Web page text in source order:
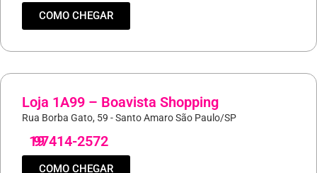
COMO CHEGAR
Loja 1A99 – Boavista Shopping
Rua Borba Gato, 59 - Santo Amaro São Paulo/SP
19
97414-2572
COMO CHEGAR